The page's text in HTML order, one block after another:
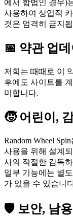
에서 합법인 경우)
사용하여 상업적
것은 엄격히 금지
📅 약관 업
저희는 때때로 이
후에도 사이트를
미합니다.
🧒 어린이,
Random Wheel
사용을 위해 설계
사의 적절한 감독
일부 기능에는 별
가 있을 수 있습니
🛡️ 보안, 남